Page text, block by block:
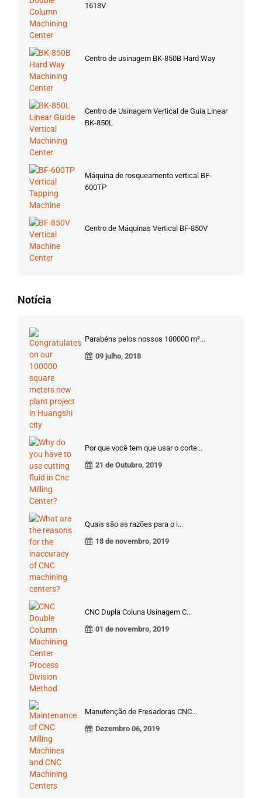
1613V
Centro de usinagem BK-850B Hard Way
Centro de Usinagem Vertical de Guia Linear
BK-850L
Máquina de rosqueamento vertical BF-
600TP
Centro de Máquinas Vertical BF-850V
Notícia
Parabéns pelos nossos 100000 m²...
09 julho, 2018
Por que você tem que usar o corte...
21 de Outubro, 2019
Quais são as razões para o i...
18 de novembro, 2019
CNC Dupla Coluna Usinagem C...
01 de novembro, 2019
Manutenção de Fresadoras CNC...
Dezembro 06, 2019